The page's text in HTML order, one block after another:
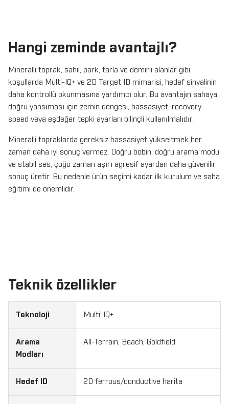
Hangi zeminde avantajlı?
Mineralli toprak, sahil, park, tarla ve demirli alanlar gibi
koşullarda Multi-IQ+ ve 2D Target ID mimarisi, hedef sinyalinin
daha kontrollü okunmasına yardımcı olur. Bu avantajın sahaya
doğru yansıması için zemin dengesi, hassasiyet, recovery
speed veya eşdeğer tepki ayarları bilinçli kullanılmalıdır.
Mineralli topraklarda gereksiz hassasiyet yükseltmek her
zaman daha iyi sonuç vermez. Doğru bobin, doğru arama modu
ve stabil ses, çoğu zaman aşırı agresif ayardan daha güvenilir
sonuç üretir. Bu nedenle ürün seçimi kadar ilk kurulum ve saha
eğitimi de önemlidir.
Teknik özellikler
Teknoloji Multi-IQ+
Arama
Modları
All-Terrain, Beach, Goldfield
Hedef ID 2D ferrous/conductive harita